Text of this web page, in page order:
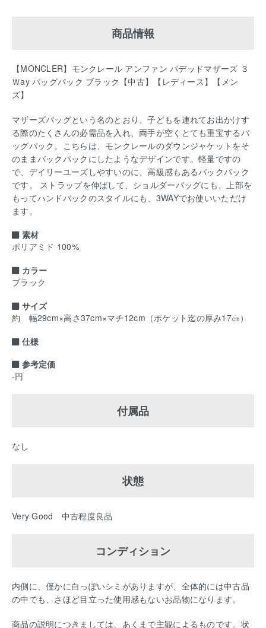
商品情報
【MONCLER】モンクレール アンファン パデッドマザーズ ３
Ｗay バッグパック ブラック【中古】【レディース】【メン
ズ】
マザーズバッグという名のとおり、子どもを連れてお出かけす
る際のたくさんの必需品を入れ、両手が空くとても重宝するバ
ッグパック。こちらは、モンクレールのダウンジャケットをそ
のままバックパックにしたようなデザインです。軽量ですの
で、デイリーユーズしやすいのに、高級感もあるバックパック
です。 ストラップを伸ばして、ショルダーバッグにも、上部を
もってハンドバックのスタイルにも、3WAYでお使いいただけ
ます。
素材
ポリアミド 100%
カラー
ブラック
サイズ
約 幅29cm×高さ37cm×マチ12cm（ポケット迄の厚み17㎝）
仕様
参考定価
-円
付属品
なし
状態
Very Good 中古程度良品
コンディション
内側に、僅かに白っぽいシミがありますが、全体的には中古品
の中でも、さほど目立った使用感もないお品物になります。
商品の説明につきましては、あくまで主観によるものです。状